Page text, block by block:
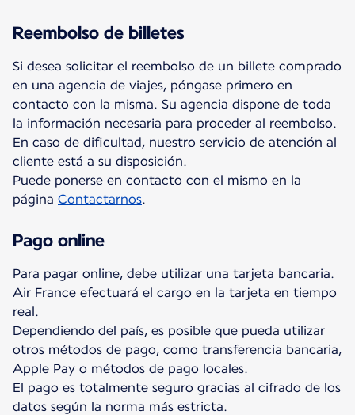
Reembolso de billetes
Si desea solicitar el reembolso de un billete comprado
en una agencia de viajes, póngase primero en
contacto con la misma. Su agencia dispone de toda
la información necesaria para proceder al reembolso.
En caso de dificultad, nuestro servicio de atención al
cliente está a su disposición.
Puede ponerse en contacto con el mismo en la
página Contactarnos.
Pago online
Para pagar online, debe utilizar una tarjeta bancaria.
Air France efectuará el cargo en la tarjeta en tiempo
real.
Dependiendo del país, es posible que pueda utilizar
otros métodos de pago, como transferencia bancaria,
Apple Pay o métodos de pago locales.
El pago es totalmente seguro gracias al cifrado de los
datos según la norma más estricta.